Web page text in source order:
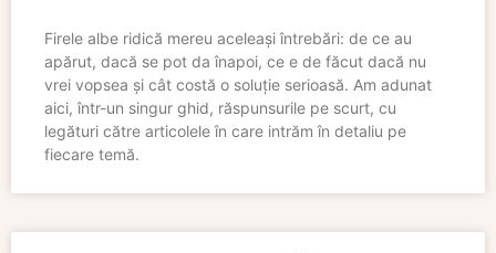
Firele albe ridică mereu aceleași întrebări: de ce au
apărut, dacă se pot da înapoi, ce e de făcut dacă nu
vrei vopsea și cât costă o soluție serioasă. Am adunat
aici, într-un singur ghid, răspunsurile pe scurt, cu
legături către articolele în care intrăm în detaliu pe
fiecare temă.